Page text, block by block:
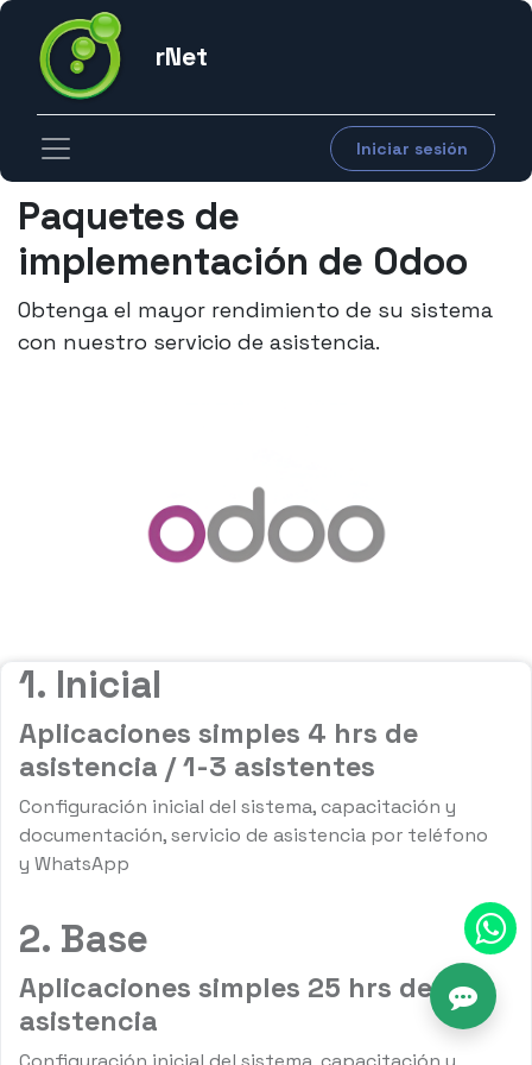
rNet
Iniciar sesión
Paquetes de
implementación de Odoo
Obtenga el mayor rendimiento de su sistema
con nuestro servicio de asistencia.
1. Inicial
Aplicaciones simples 4 hrs de
asistencia / 1-3 asistentes
Configuración inicial del sistema, capacitación y
documentación, servicio de asistencia por teléfono
y WhatsApp
2. Base
Aplicaciones simples 25 hrs de
asistencia